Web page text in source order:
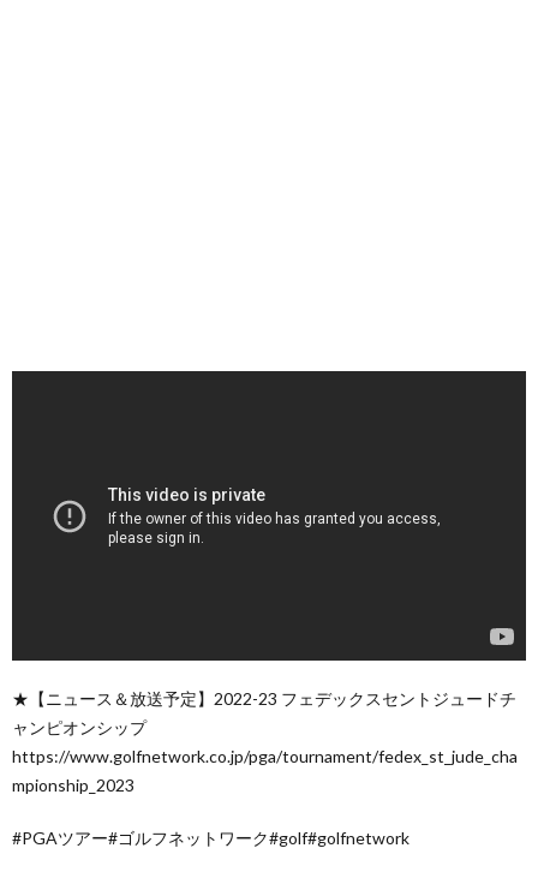
★【ニュース＆放送予定】2022-23 フェデックスセントジュードチ
ャンピオンシップ
https://www.golfnetwork.co.jp/pga/tournament/fedex_st_jude_cha
mpionship_2023
#PGAツアー#ゴルフネットワーク#golf#golfnetwork